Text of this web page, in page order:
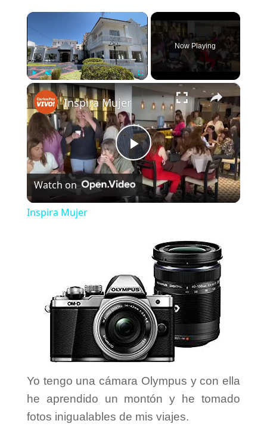
×
Play Unmute
Now Playing
×
P
l
V
i
d
e
Inspira Mujer
Watch on
Inspira Mujer
Yo tengo una cámara Olympus y con ella
he aprendido un montón y he tomado
fotos inigualables de mis viajes.